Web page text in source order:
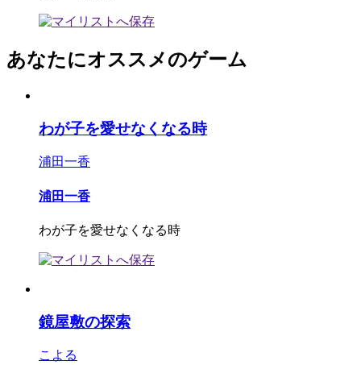
あなたにオススメのゲーム
わが子を愛せなくなる時
浦田一香
浦田一香
わが子を愛せなくなる時
鏡屋敷の探索
こよる